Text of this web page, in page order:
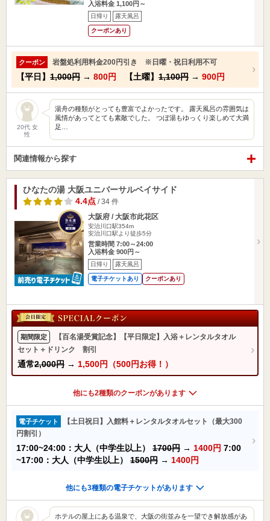
入浴料金 1,100円～
日帰り 露天風呂
クーポンあり
クーポン 岩盤処利用料金200円引き ※日曜・祝日利用不可
【平日】 1,000円 → 800円 【土曜】 1,100円 → 900円
20代 女
性
湯舟の種類がとっても豊富でよかったです。 露天風呂の雰囲気は
風情があってとても素敵でした。 つぼ湯もゆっくり楽しめて大満
足…
関連情報から探す
ひなたの湯 大阪ユニバーサルベイサイド
4.4点 / 34 件
大阪府 / 大阪市此花区
安治川口駅354m
安治川口駅より徒歩5分
営業時間 7:00～24:00
入浴料金 900円～
日帰り 露天風呂
電子チケットあり クーポンあり
期間限定
【百名湯受賞記念】【平日限定】入浴＋レンタルタオル
セット＋ドリンク 割引
通常2,000円 → 1,500円（500円お得！）
他にも2種類のクーポンがあります
電子チケット
【土日祝日】入館料＋レンタルタオルセット（最大300
円割引）
17:00~24:00：大人（中学生以上） 1700円 → 1400円 7:00
~17:00：大人（中学生以上） 1500円 → 1400円
他にも3種類の電子チケットがあります
ホテルの屋上にある温泉で、大阪の街並みを一望でき解放感があ